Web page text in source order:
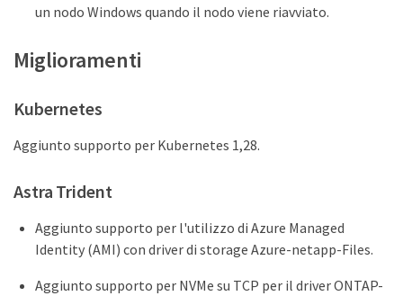
un nodo Windows quando il nodo viene riavviato.
Miglioramenti
Kubernetes
Aggiunto supporto per Kubernetes 1,28.
Astra Trident
Aggiunto supporto per l'utilizzo di Azure Managed
Identity (AMI) con driver di storage Azure-netapp-Files.
Aggiunto supporto per NVMe su TCP per il driver ONTAP-